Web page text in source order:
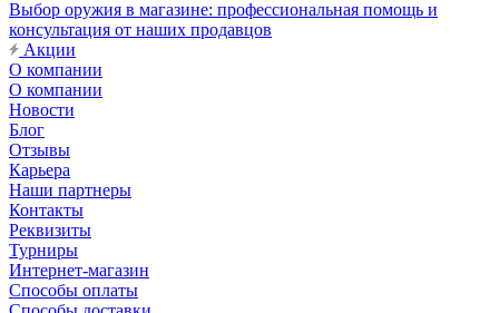
Выбор оружия в магазине: профессиональная помощь и
консультация от наших продавцов
Акции
О компании
О компании
Новости
Блог
Отзывы
Карьера
Наши партнеры
Контакты
Реквизиты
Турниры
Интернет-магазин
Способы оплаты